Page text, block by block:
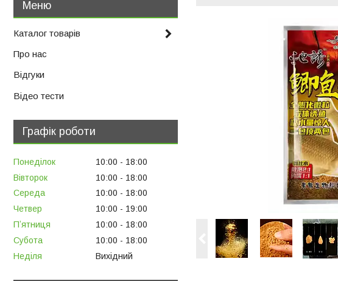
Каталог товарів
Про нас
Відгуки
Відео тести
Графік роботи
Понеділок 10:00
18:00
Вівторок
10:00
18:00
Середа
10:00
18:00
Четвер
10:00
19:00
Пʼятниця
10:00
18:00
Субота
10:00
18:00
Неділя
Вихідний